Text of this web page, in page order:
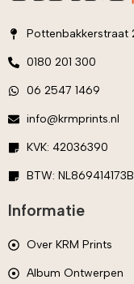
Pottenbakkerstraat
0180 201 300
06 2547 1469
info@krmprints.nl
KVK: 42036390
BTW:
Informatie
Over KRM Prints
Album Ontwerpen